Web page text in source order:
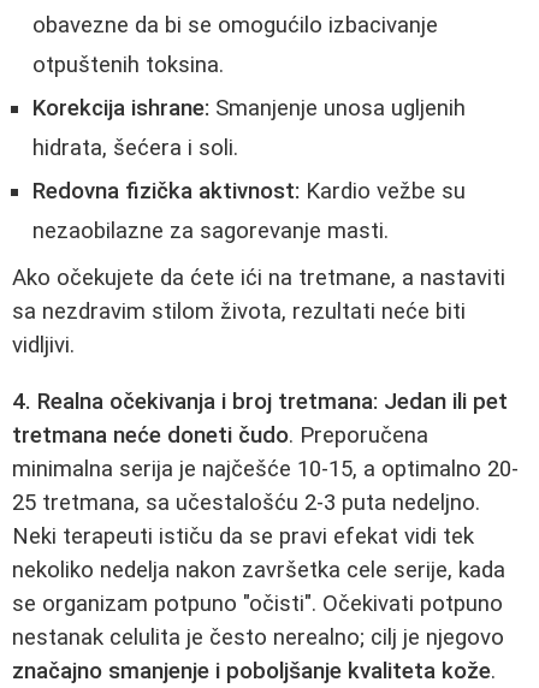
obavezne da bi se omogućilo izbacivanje
otpuštenih toksina.
Korekcija ishrane: Smanjenje unosa ugljenih
hidrata, šećera i soli.
Redovna fizička aktivnost: Kardio vežbe su
nezaobilazne za sagorevanje masti.
Ako očekujete da ćete ići na tretmane, a nastaviti
sa nezdravim stilom života, rezultati neće biti
vidljivi.
4. Realna očekivanja i broj tretmana: Jedan ili pet
tretmana neće doneti čudo. Preporučena
minimalna serija je najčešće 10-15, a optimalno 20-
25 tretmana, sa učestalošću 2-3 puta nedeljno.
Neki terapeuti ističu da se pravi efekat vidi tek
nekoliko nedelja nakon završetka cele serije, kada
se organizam potpuno "očisti". Očekivati potpuno
nestanak celulita je često nerealno; cilj je njegovo
značajno smanjenje i poboljšanje kvaliteta kože.